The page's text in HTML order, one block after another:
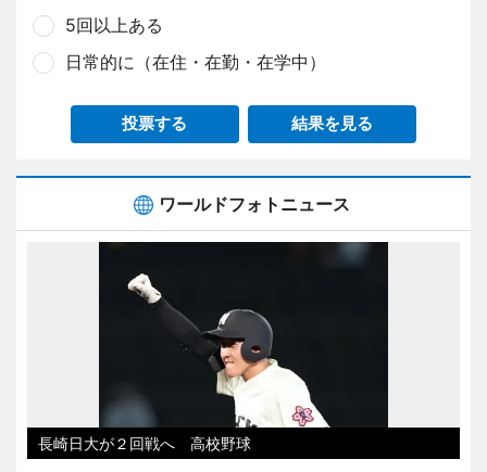
5回以上ある
日常的に（在住・在勤・在学中）
投票する 結果を見る
ワールドフォトニュース
長崎日大が２回戦へ 高校野球